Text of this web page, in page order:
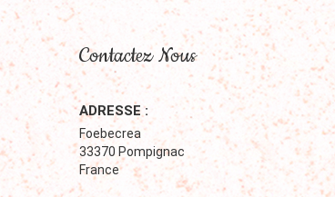
Contactez Nous
ADRESSE :
Foebecrea
33370 Pompignac
France